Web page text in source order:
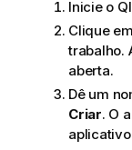
Inicie o
Clique em
trabalho.
aberta.
Dê um
Criar. O